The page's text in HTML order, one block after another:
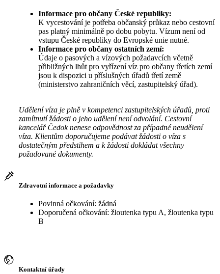
Informace pro občany České republiky:
K vycestování je potřeba občanský průkaz nebo cestovní
pas platný minimálně po dobu pobytu. Vízum není od
vstupu České republiky do Evropské unie nutné.
Informace pro občany ostatních zemí:
Údaje o pasových a vízových požadavcích včetně
přibližných lhůt pro vyřízení víz pro občany třetích zemí
jsou k dispozici u příslušných úřadů třetí země
(ministerstvo zahraničních věcí, zastupitelský úřad).
Udělení víza je plně v kompetenci zastupitelských úřadů, proti
zamítnutí žádosti o jeho udělení není odvolání. Cestovní
kancelář Čedok nenese odpovědnost za případné neudělení
víza. Klientům doporučujeme podávat žádosti o víza s
dostatečným předstihem a k žádosti dokládat všechny
požadované dokumenty.
Zdravotní informace a požadavky
Povinná očkování: žádná
Doporučená očkování: žloutenka typu A, žloutenka typu
B
Kontaktní úřady